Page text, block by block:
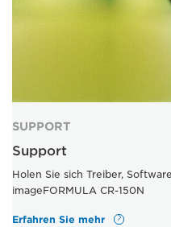
SUPPORT
Support
Holen Sie sich Treiber,
imageFORMULA CR-150N
Erfahren Sie mehr